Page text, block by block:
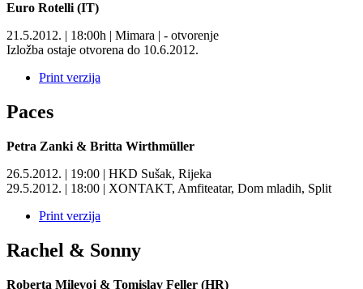
Euro Rotelli (IT)
21.5.2012. | 18:00h | Mimara | - otvorenje
Izložba ostaje otvorena do 10.6.2012.
Print verzija
Paces
Petra Zanki & Britta Wirthmüller
26.5.2012. | 19:00 | HKD Sušak, Rijeka
29.5.2012. | 18:00 | XONTAKT, Amfiteatar, Dom mladih, Split
Print verzija
Rachel & Sonny
Roberta Milevoj & Tomislav Feller (HR)